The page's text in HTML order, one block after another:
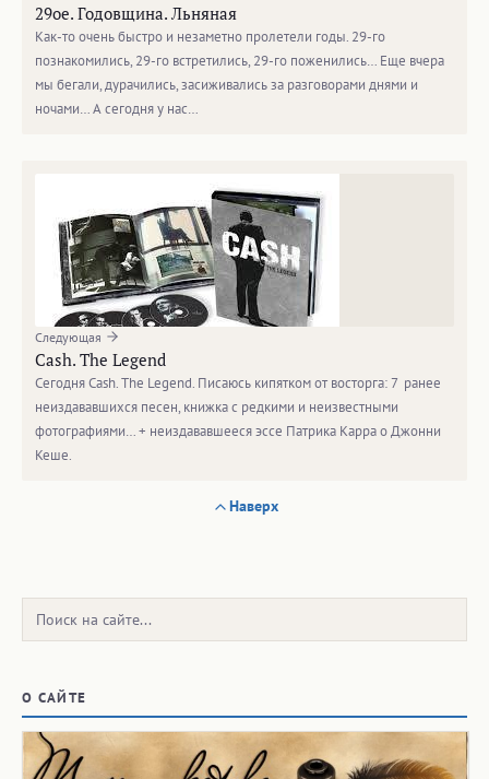
29ое. Годовщина. Льняная
Как-то очень быстро и незаметно пролетели годы. 29-го
познакомились, 29-го встретились, 29-го поженились… Еще вчера
мы бегали, дурачились, засиживались за разговорами днями и
ночами… А сегодня у нас…
Следующая
Cash. The Legend
Сегодня Cash. The Legend. Писаюсь кипятком от восторга: 7 ранее
неиздававшихся песен, книжка с редкими и неизвестными
фотографиями… + неиздававшееся эссе Патрика Карра о Джонни
Кеше.
Наверх
Поиск:
О САЙТЕ